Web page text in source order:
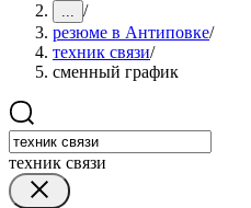
... /
резюме в Антиповке/
техник связи/
сменный график
техник связи